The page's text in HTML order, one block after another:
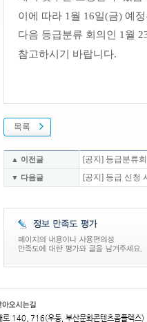
이에 따라 1월 16일(금)예정
다음 등급분류 회의인 1월
참고하시기 바랍니다.
목록
▲ 이전글 [공지] 등급분류
▼ 다음글 [공지] 등급 신청